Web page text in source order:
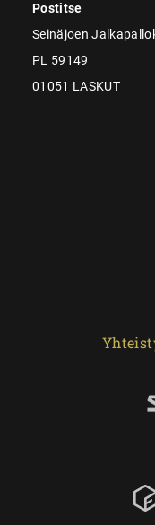
Postitse
Seinäjoen
PL 59149
01051 LASKUT